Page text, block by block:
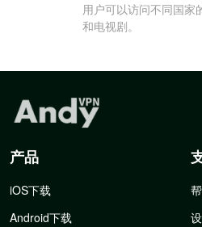
用户可以访问不同国家
和电视剧。
产品
iOS下载
Android下载